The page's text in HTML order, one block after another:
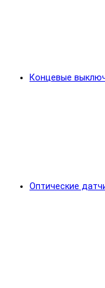
Концевые
Оптические